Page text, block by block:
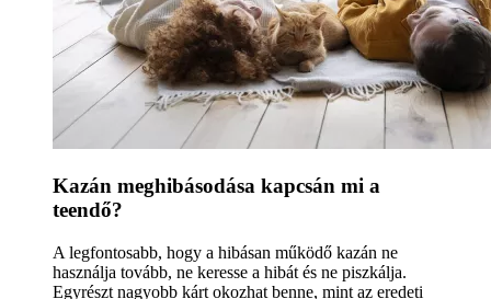
Kazán meghibásodása kapcsán mi a
teendő?
A legfontosabb, hogy a hibásan működő kazán ne
használja tovább, ne keresse a hibát és ne piszkálja.
Egyrészt nagyobb kárt okozhat benne, mint az eredeti